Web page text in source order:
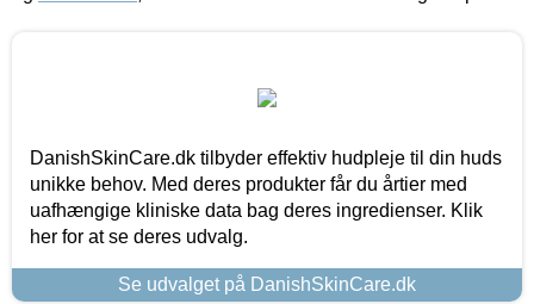
DanishSkinCare.dk tilbyder effektiv hudpleje til din huds
unikke behov. Med deres produkter får du årtier med
uafhængige kliniske data bag deres ingredienser. Klik
her for at se deres udvalg.
Se udvalget på DanishSkinCare.dk